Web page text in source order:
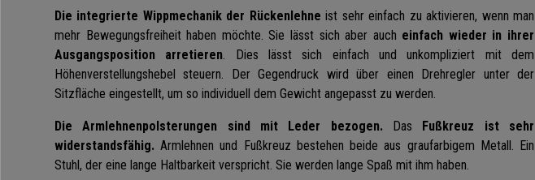
Die integrierte Wippmechanik der Rückenlehne ist sehr einfach zu aktivieren, wenn man
mehr Bewegungsfreiheit haben möchte. Sie lässt sich aber auch einfach wieder in ihrer
Ausgangsposition arretieren. Dies lässt sich einfach und unkompliziert mit dem
Höhenverstellungshebel steuern. Der Gegendruck wird über einen Drehregler unter der
Sitzfläche eingestellt, um so individuell dem Gewicht angepasst zu werden.
Die Armlehnenpolsterungen sind mit Leder bezogen. Das Fußkreuz ist sehr
widerstandsfähig. Armlehnen und Fußkreuz bestehen beide aus graufarbigem Metall. Ein
Stuhl, der eine lange Haltbarkeit verspricht. Sie werden lange Spaß mit ihm haben.